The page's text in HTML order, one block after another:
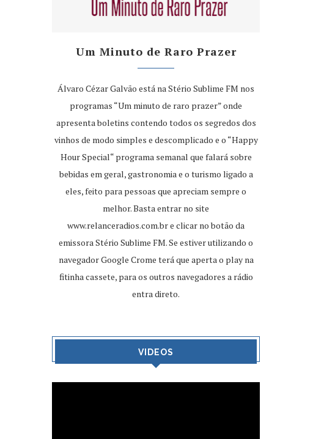
Um Minuto de Raro Prazer
Álvaro Cézar Galvão está na Stério Sublime FM nos
programas “Um minuto de raro prazer” onde
apresenta boletins contendo todos os segredos dos
vinhos de modo simples e descomplicado e o “Happy
Hour Special“ programa semanal que falará sobre
bebidas em geral, gastronomia e o turismo ligado a
eles, feito para pessoas que apreciam sempre o
melhor. Basta entrar no site
www.relanceradios.com.bre clicar no botão da
emissora Stério Sublime FM. Se estiver utilizando o
navegador Google Crome terá que aperta o play na
fitinha cassete, para os outros navegadores a rádio
entra direto.
VIDEOS